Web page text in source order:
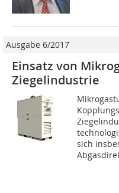
Ausgabe 6/2017
Einsatz von
Ziegelindustrie
sich